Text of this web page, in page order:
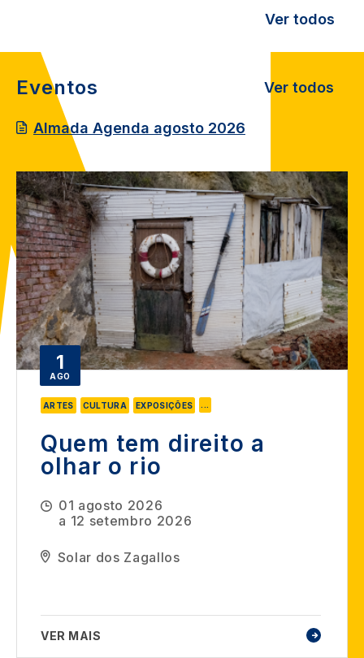
Ver todos
Eventos
Almada Agenda agosto 2026
Ver todos
Image
1
AGO
ARTES CULTURA EXPOSIÇÕES ...
Quem tem direito a
olhar o rio
01 agosto 2026
a 12 setembro 2026
Solar dos Zagallos
VER MAIS